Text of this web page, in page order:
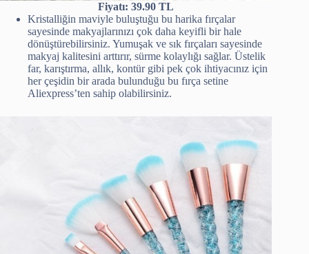
Fiyatı: 39.90 TL
Kristalliğin maviyle buluştuğu bu harika fırçalar
sayesinde makyajlarınızı çok daha keyifli bir hale
dönüştürebilirsiniz. Yumuşak ve sık fırçaları sayesinde
makyaj kalitesini arttırır, sürme kolaylığı sağlar. Üstelik
far, karıştırma, allık, kontür gibi pek çok ihtiyacınız için
her çeşidin bir arada bulunduğu bu fırça setine
Aliexpress’ten sahip olabilirsiniz.